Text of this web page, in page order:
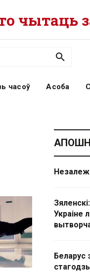
чытаць
часоў Асоба
Украіне
Беларус